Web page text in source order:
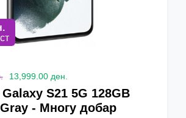
13,999.00 ден.
S21 5G 128GB
- Многу добар